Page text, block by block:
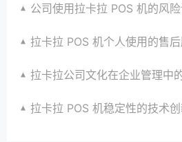
公司使用拉卡拉 POS 机的风
拉卡拉 POS 机个人使用的售
拉卡拉公司文化在企业管理中
拉卡拉 POS 机稳定性的技术